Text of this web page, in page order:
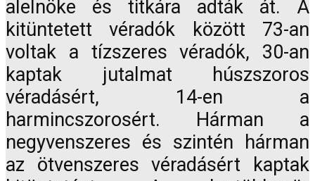
alelnöke és titkára adták át. A
kitüntetett véradók között 73-an
voltak a tízszeres véradók, 30-an
kaptak jutalmat húszszoros
véradásért, 14-en a
harmincszorosért. Hárman a
negyvenszeres és szintén hárman
az ötvenszeres véradásért kaptak